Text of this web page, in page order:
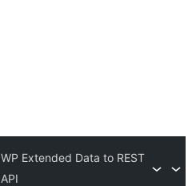
WP Extended Data to REST
API